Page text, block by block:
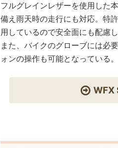
フルグレインレザーを使用した
備え雨天時の走行にも対応。特
用しているので安全面にも配慮し
また、バイクのグローブには必
ォンの操作も可能となっている。
WFX